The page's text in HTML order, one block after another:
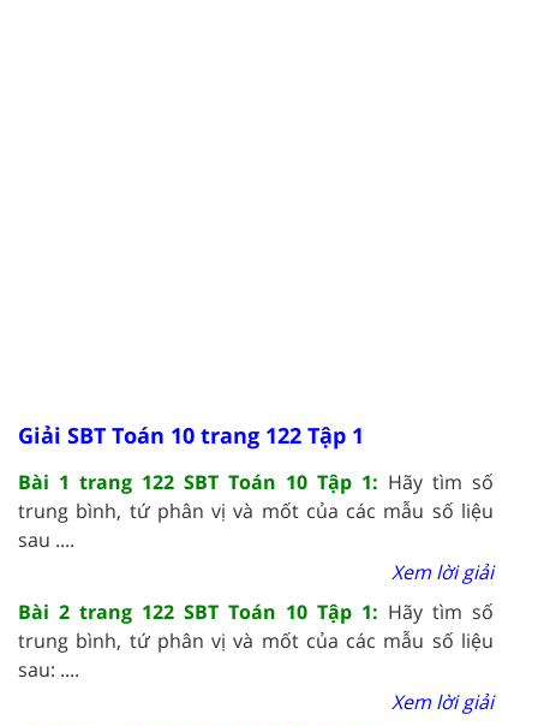
Giải SBT Toán 10 trang 122 Tập 1
Bài 1 trang 122 SBT Toán 10 Tập 1: Hãy tìm số
trung bình, tứ phân vị và mốt của các mẫu số liệu
sau ....
Xem lời giải
Bài 2 trang 122 SBT Toán 10 Tập 1: Hãy tìm số
trung bình, tứ phân vị và mốt của các mẫu số liệu
sau: ....
Xem lời giải